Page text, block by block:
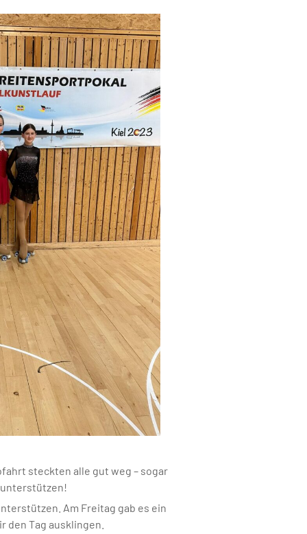
steckten alle gut weg – sogar
unterstützen!
Am Freitag gab es ein
den Tag ausklingen.